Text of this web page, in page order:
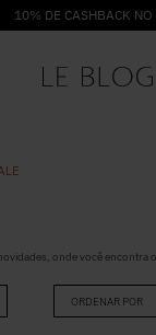
10% DE CASHBACK
onde você
ORDENAR POR